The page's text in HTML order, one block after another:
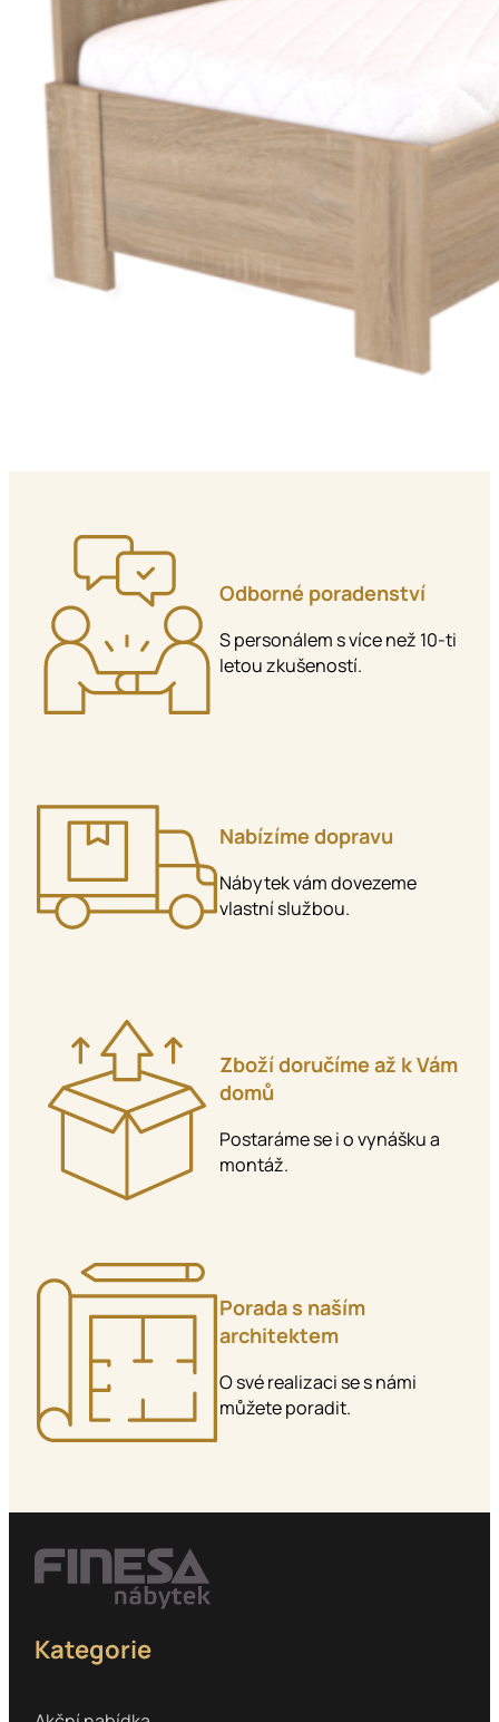
Odborné poradenství
S personálem s více než 10-ti
letou zkušeností.
Nabízíme dopravu
Nábytek vám dovezeme
vlastní službou.
Zboží doručíme až k Vám
domů
Postaráme se i o vynášku a
montáž.
Porada s naším
architektem
O své realizaci se s námi
můžete poradit.
Kategorie